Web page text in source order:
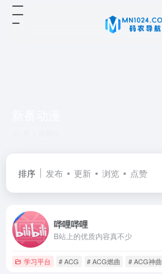
排序 发布 更新 浏览 点赞
哔哩哔哩
B站上的优质内容真不少
学习平台 # ACG # ACG燃曲 # ACG神曲